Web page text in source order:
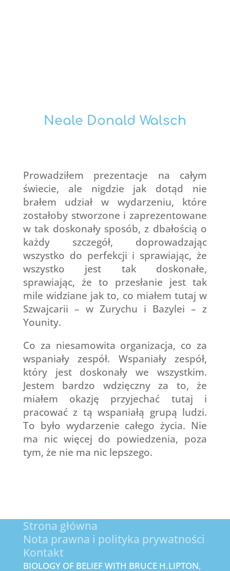
Neale Donald Walsch
Prowadziłem prezentacje na całym
świecie, ale nigdzie jak dotąd nie
brałem udział w wydarzeniu, które
zostałoby stworzone i zaprezentowane
w tak doskonały sposób, z dbałością o
każdy szczegół, doprowadzając
wszystko do perfekcji i sprawiając, że
wszystko jest tak doskonałe,
sprawiając, że to przesłanie jest tak
mile widziane jak to, co miałem tutaj w
Szwajcarii – w Zurychu i Bazylei – z
Younity.
Co za niesamowita organizacja, co za
wspaniały zespół. Wspaniały zespół,
który jest doskonały we wszystkim.
Jestem bardzo wdzięczny za to, że
miałem okazję przyjechać tutaj i
pracować z tą wspaniałą grupą ludzi.
To było wydarzenie całego życia. Nie
ma nic więcej do powiedzenia, poza
tym, że nie ma nic lepszego.
Strona główna
Nota prawna i polityka prywatności
Kontakt
BIOLOGY OF BELIEF WITH BRUCE H.LIPTON,